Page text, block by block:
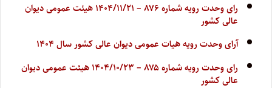
رای وحدت رویه شماره ۸۷۶ – ۱۴۰۴/۱۱/۲۱ هیئت عمومی دیوان
عالی کشور
آرای وحدت رویه هیات عمومی دیوان عالی کشور سال ۱۴۰۴
رای وحدت رویه شماره ۸۷۵ – ۱۴۰۴/۱۰/۲۳ هیئت عمومی دیوان
عالی کشور